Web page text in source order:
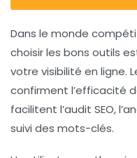
Dans le monde
choisir les bons outils
votre visibilité en ligne.
confirment l’efficacité
facilitent l’audit SEO,
suivi des mots-clés.